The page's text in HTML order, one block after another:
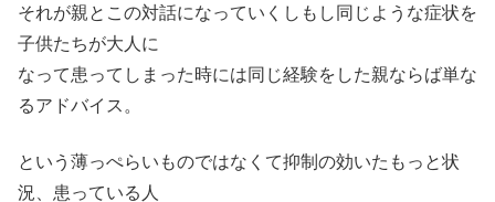
それが親とこの対話になっていくしもし同じような症状を
子供たちが大人に
なって患ってしまった時には同じ経験をした親ならば単な
るアドバイス。
という薄っぺらいものではなくて抑制の効いたもっと状
況、患っている人